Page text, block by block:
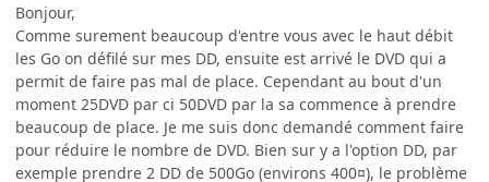
Bonjour,
Comme surement beaucoup d'entre vous avec le haut débit
les Go on défilé sur mes DD, ensuite est arrivé le DVD qui a
permit de faire pas mal de place. Cependant au bout d'un
moment 25DVD par ci 50DVD par la sa commence à prendre
beaucoup de place. Je me suis donc demandé comment faire
pour réduire le nombre de DVD. Bien sur y a l'option DD, par
exemple prendre 2 DD de 500Go (environs 400¤), le problème